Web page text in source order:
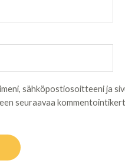
sähköpostiosoitteeni ja
seuraavaa